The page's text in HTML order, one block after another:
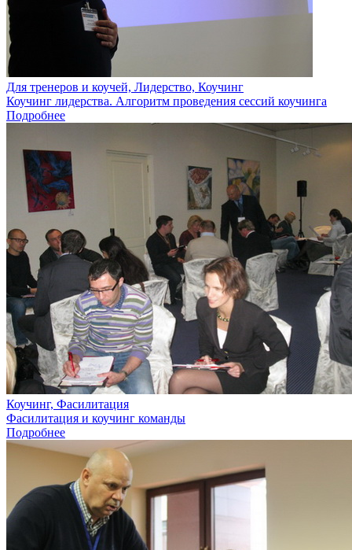
Для тренеров и коучей, Лидерство, Коучинг
Коучинг лидерства. Алгоритм проведения сессий коучинга
Подробнее
Коучинг, Фасилитация
Фасилитация и коучинг команды
Подробнее